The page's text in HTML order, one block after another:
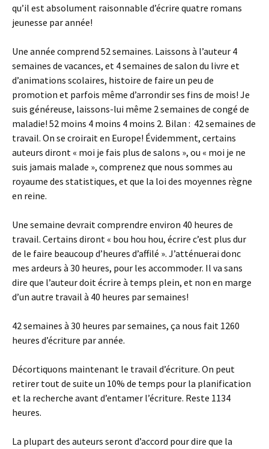
qu’il est absolument raisonnable d’écrire quatre romans
jeunesse par année!
Une année comprend 52 semaines. Laissons à l’auteur 4
semaines de vacances, et 4 semaines de salon du livre et
d’animations scolaires, histoire de faire un peu de
promotion et parfois même d’arrondir ses fins de mois! Je
suis généreuse, laissons-lui même 2 semaines de congé de
maladie! 52 moins 4 moins 4 moins 2. Bilan : 42 semaines de
travail. On se croirait en Europe! Évidemment, certains
auteurs diront « moi je fais plus de salons », ou « moi je ne
suis jamais malade », comprenez que nous sommes au
royaume des statistiques, et que la loi des moyennes règne
en reine.
Une semaine devrait comprendre environ 40 heures de
travail. Certains diront « bou hou hou, écrire c’est plus dur
de le faire beaucoup d’heures d’affilé ». J’atténuerai donc
mes ardeurs à 30 heures, pour les accommoder. Il va sans
dire que l’auteur doit écrire à temps plein, et non en marge
d’un autre travail à 40 heures par semaines!
42 semaines à 30 heures par semaines, ça nous fait 1260
heures d’écriture par année.
Décortiquons maintenant le travail d’écriture. On peut
retirer tout de suite un 10% de temps pour la planification
et la recherche avant d’entamer l’écriture. Reste 1134
heures.
La plupart des auteurs seront d’accord pour dire que la